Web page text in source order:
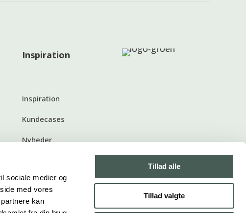
sociale medier og
med vores
kan
Tillad alle
Tillad valgte
Inspiration
Inspiration
Kundecases
Nyheder